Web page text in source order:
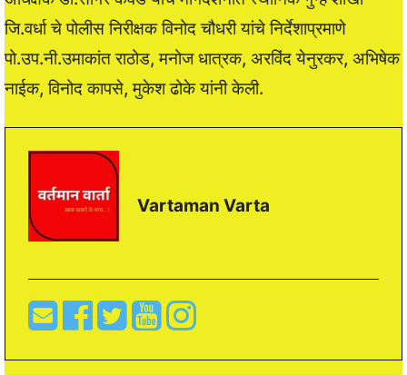
जि.वर्धा चे पोलीस निरीक्षक विनोद चौधरी यांचे निर्देशाप्रमाणे
पो.उप.नी.उमाकांत राठोड, मनोज धात्रक, अरविंद येनुरकर, अभिषेक
नाईक, विनोद कापसे, मुकेश ढोके यांनी केली.
Vartaman Varta